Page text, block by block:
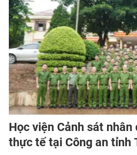
Học viện Cảnh sát
thực tế tại Công an tỉnh